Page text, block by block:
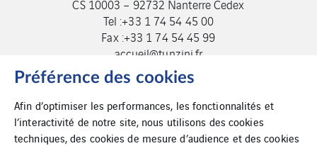
CS 10003 – 92732 Nanterre Cedex
Tel :+33 1 74 54 45 00
Fax :+33 1 74 54 45 99
accueil@tunzini.fr
Préférence des cookies
Afin d’optimiser les performances, les fonctionnalités et
l’interactivité de notre site, nous utilisons des cookies
techniques, des cookies de mesure d’audience et des cookies